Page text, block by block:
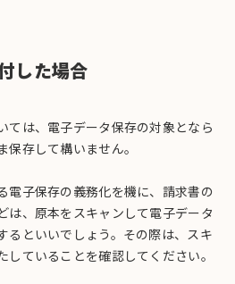
した場合
ては、電子データ保存の対象となら
保存して構いません。
電子保存の義務化を機に、請求書の
は、原本をスキャンして電子データ
るといいでしょう。その際は、スキ
していることを確認してください。